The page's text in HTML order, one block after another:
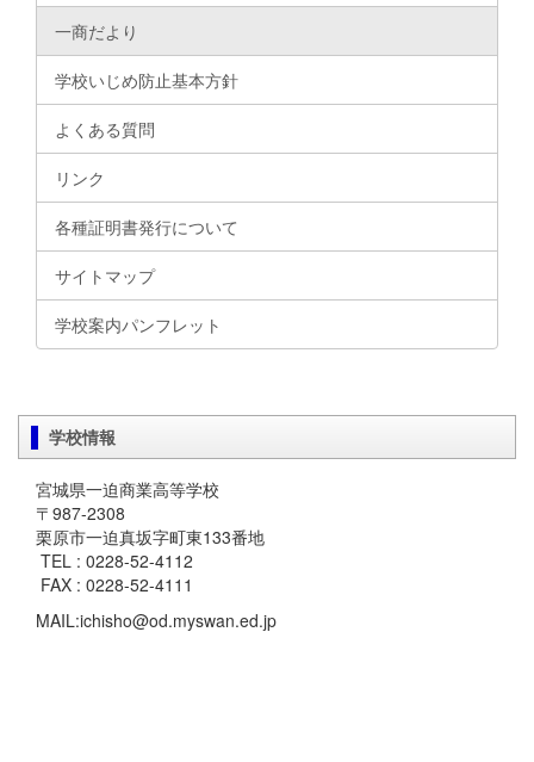
一商だより
学校いじめ防止基本方針
よくある質問
リンク
各種証明書発行について
サイトマップ
学校案内パンフレット
学校情報
宮城県一迫商業高等学校
〒987-2308
栗原市一迫真坂字町東133番地
TEL : 0228-52-4112
FAX : 0228-52-4111
MAIL:ichisho@od.myswan.ed.jp